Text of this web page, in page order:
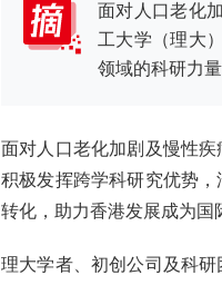
面对人口老化
工大学（理大
领域的科研力
面对人口老化加剧及慢性
积极发挥跨学科研究优势
转化，助力香港发展成为国
理大学者、初创公司及科